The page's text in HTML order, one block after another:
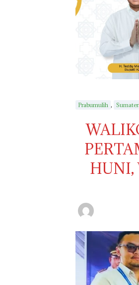
Prabumulih ,
HUNI,